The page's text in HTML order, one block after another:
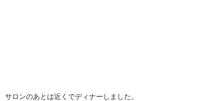
サロンのあとは近くでディナーしました。